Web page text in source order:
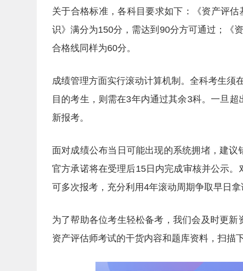
关于合格标准，各科目要求如下：《资产评
识》满分为150分，需达到90分方可通过；《
合格线同样为60分。
成绩管理方面实行滚动计算机制。全科考生须
目的考生，则需在3年内通过其余3科。一旦
新报考。
面对成绩公布当日可能出现的系统拥堵，建议
官方承诺将在受理后15日内完成审核并公示
可多次报考，充分利用4年滚动周期争取早日拿
为了帮助各位考生轻松备考，我们会及时更
资产评估师考试的干货内容和题库资料，扫描